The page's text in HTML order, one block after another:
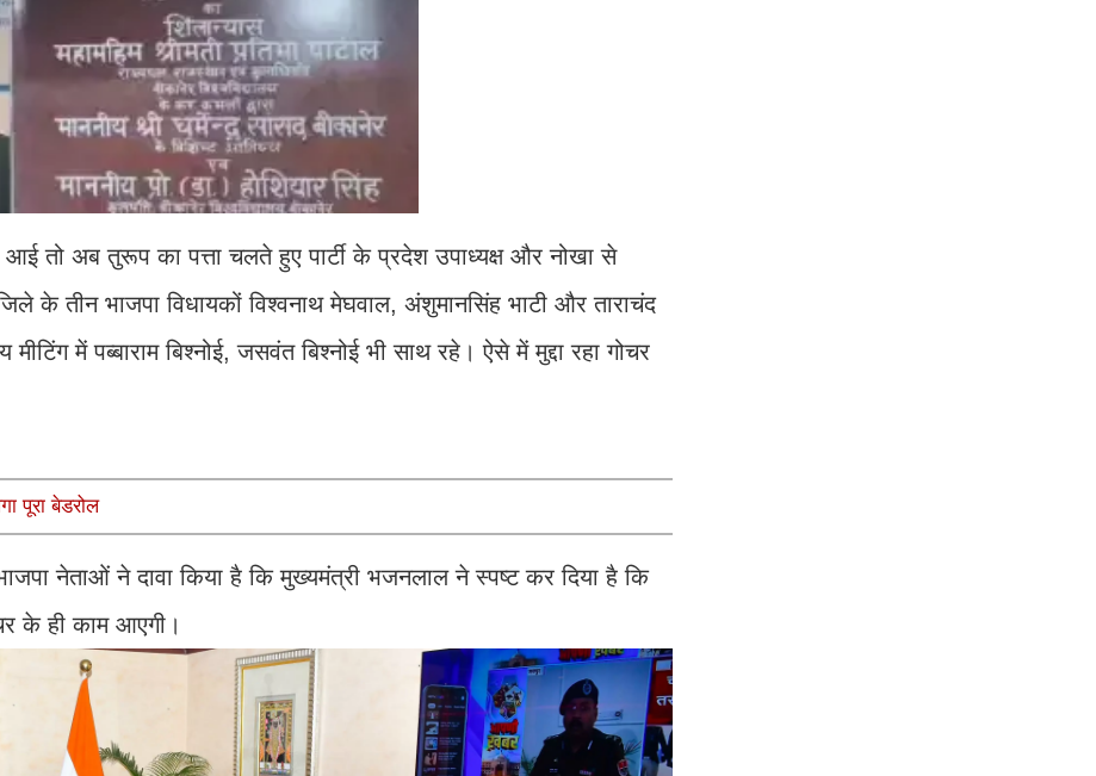
तो अब तुरूप का पत्ता चलते हुए पार्टी के प्रदेश उपाध्यक्ष और नोखा से
के तीन भाजपा विधायकों विश्वनाथ मेघवाल, अंशुमानसिंह भाटी और ताराचंद
में पब्बाराम बिश्नोई, जसवंत बिश्नोई भी साथ रहे। ऐसे में मुद्दा रहा गोचर
पूरा बेडरोल
नेताओं ने दावा किया है कि मुख्यमंत्री भजनलाल ने स्पष्ट कर दिया है कि
के ही काम आएगी।